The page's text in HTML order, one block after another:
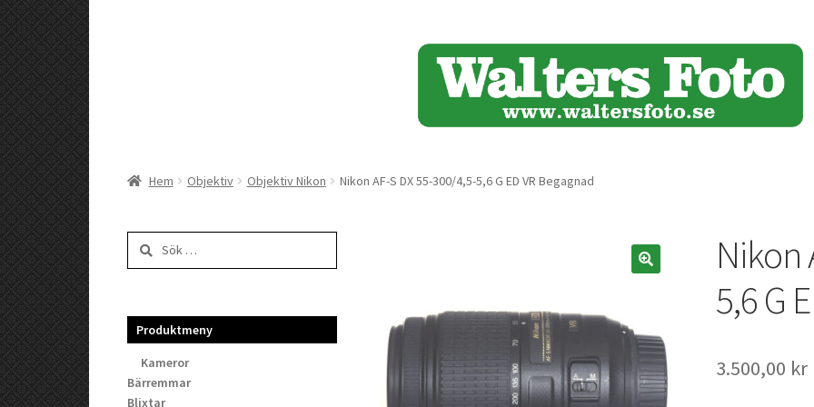
Hem Objektiv Objektiv Nikon Nikon AF-S DX 55-300/4,5-5,6 G ED VR Begagnad
Nikon
5,6 G
3.500,00 kr
Sök
efter:
Produktmeny
Kameror
Bärremmar
Blixtar